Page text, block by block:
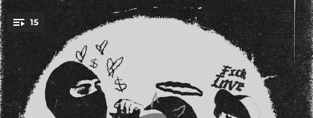
You're all set!
15 TINTEADO
TINTEADO
02:21
SE JODIÓ
03:07
.